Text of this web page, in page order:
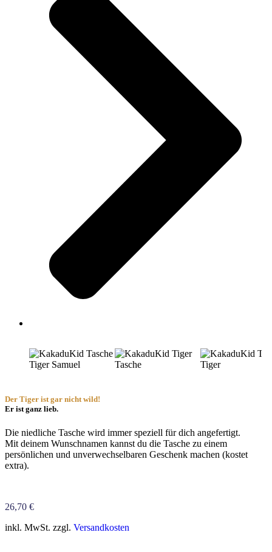
Der Tiger ist gar nicht wild!
Er ist ganz lieb.
Die niedliche Tasche wird immer speziell für dich angefertigt.
Mit deinem Wunschnamen kannst du die Tasche zu einem
persönlichen und unverwechselbaren Geschenk machen (kostet
extra).
26,70 €
inkl. MwSt. zzgl. Versandkosten